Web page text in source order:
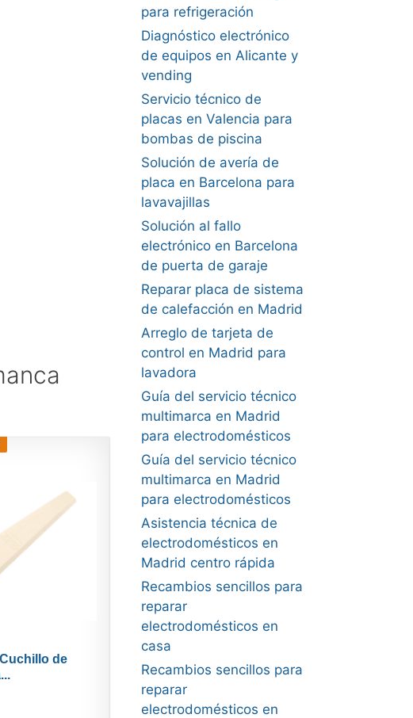
de
para refrigeración
Diagnóstico electrónico
de equipos en Alicante y
vending
Servicio técnico de
placas en Valencia para
bombas de piscina
Solución de avería de
placa en Barcelona para
lavavajillas
Solución al fallo
electrónico en Barcelona
de puerta de garaje
Reparar placa de sistema
de calefacción en Madrid
Arreglo de tarjeta de
control en Madrid para
lavadora
Guía del servicio técnico
multimarca en Madrid
para electrodomésticos
Guía del servicio técnico
multimarca en Madrid
para electrodomésticos
Asistencia técnica de
electrodomésticos en
Madrid centro rápida
Recambios sencillos para
reparar
electrodomésticos en
casa
Recambios sencillos para
reparar
electrodomésticos en